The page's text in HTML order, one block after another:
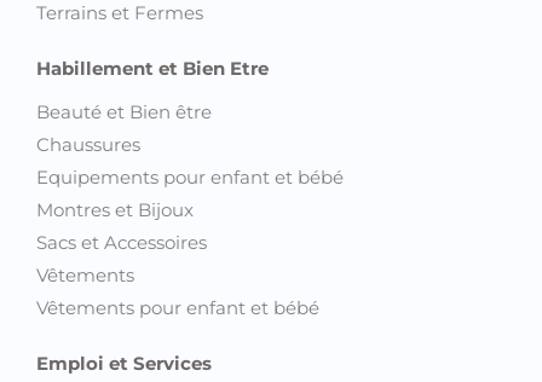
Terrains et Fermes
Habillement et Bien Etre
Beauté et Bien être
Chaussures
Equipements pour enfant et bébé
Montres et Bijoux
Sacs et Accessoires
Vêtements
Vêtements pour enfant et bébé
Emploi et Services